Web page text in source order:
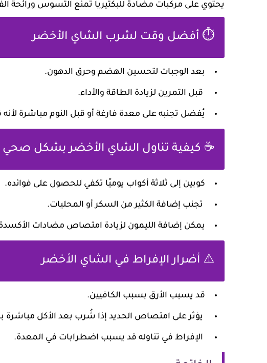
يحتوي على مركبات مضادة للبكتيريا تمنع التسوس ورائحة
⏱️ أفضل وقت لشرب الشاي الأخضر
بعد الوجبات لتحسين الهضم وحرق الدهون.
قبل التمرين لزيادة الطاقة والأداء.
يُفضل تجنبه على معدة فارغة أو قبل النوم مباشرة
☕ كيفية تناول الشاي الأخضر بشكل صحي
كوبين إلى ثلاثة أكواب يوميًا تكفي للحصول على فوائده.
تجنب إضافة الكثير من السكر أو المحليات.
يمكن إضافة الليمون لزيادة امتصاص مضادات
⚠️ أضرار الإفراط في الشاي الأخضر
قد يسبب الأرق بسبب الكافيين.
يؤثر على امتصاص الحديد إذا شُرب بعد الأكل مباشرة
الإفراط في تناوله قد يسبب اضطرابات في المعدة.